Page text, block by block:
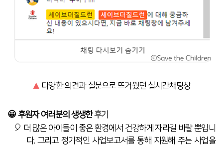
▲ 다양한 의견과 질문으로 뜨거웠던 실시간채팅창
😀 후원자 여러분의 생생한후기
🎈 더 많은 아이들이 좋은 환경에서 건강하게 자라길 바랄 뿐입니
다. 그리고 정기적인 사업보고서를 통해 지원해 주는 사업을